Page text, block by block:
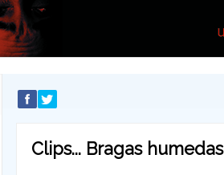
Clips... Bragas humedas